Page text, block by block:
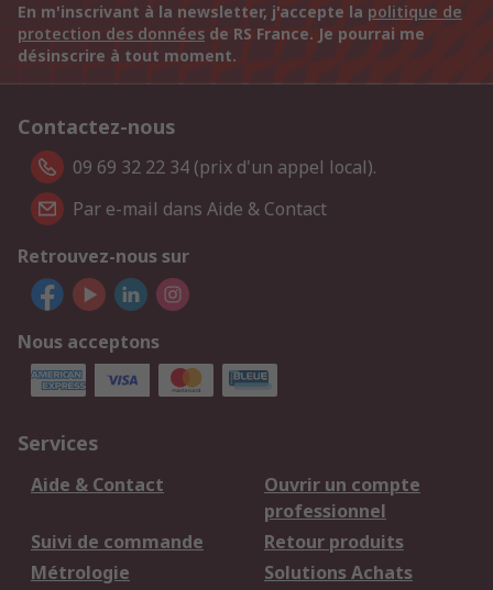
En m'inscrivant à la newsletter, j'accepte la politique de
protection des données de RS France. Je pourrai me
désinscrire à tout moment.
Contactez-nous
09 69 32 22 34 (prix d'un appel local).
Par e-mail dans Aide & Contact
Retrouvez-nous sur
Nous acceptons
Services
Aide & Contact
Ouvrir un compte
professionnel
Suivi de commande
Retour produits
Métrologie
Solutions Achats